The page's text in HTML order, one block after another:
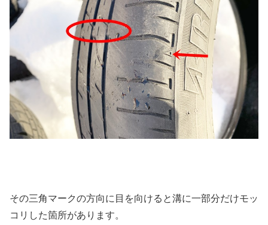
その三角マークの方向に目を向けると溝に一部分だけモッ
コリした箇所があります。